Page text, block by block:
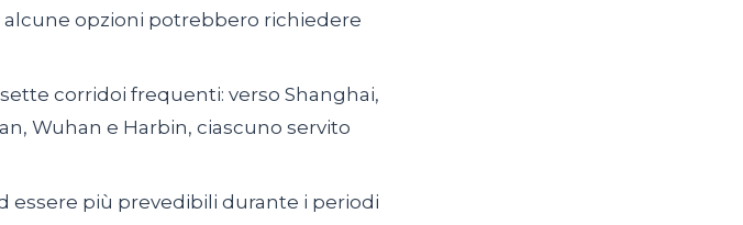
opzioni potrebbero richiedere
corridoi frequenti: verso Shanghai,
Wuhan e Harbin, ciascuno servito
essere più prevedibili durante i periodi